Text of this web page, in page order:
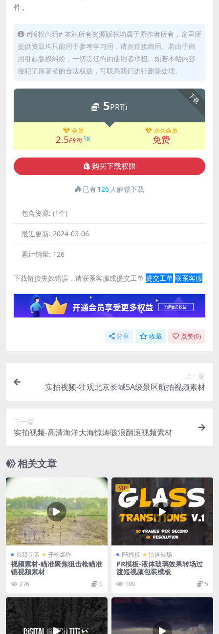
件。
#版权声明# 本站所有资源版权均属于原作者所有，这里所
提供资源均只能用于参考学习用，请勿直接商用。若由于商
用引起版权纠纷，一切责任均由使用者承担。如若本站内容
侵犯了原著者的合法权益，可联系我们进行删除处理。
下载
5PR币
会员
2.5PR币 5折
永久会员
免费
购买下载权限
已有126 人解锁下载
包含资源: (1个)
最近更新: 2024-03-06
累计销量: 126
下载链接失效错误，请联系客服或提交工单 提交工单 联系客服
分享 收藏 点赞(0)
上一篇
实拍视频-壮观北京长城5A级景区航拍视频素材
下一篇
实拍视频-高清海洋大海惊涛骇浪翻滚视频素材
相关文章
视频元素 开枪爆炸
视频素材-瞄准聚焦狙击枪瞄准
镜视频素材
276 0
VIP
PR模板 快速转场
PR模板-液体玻璃效果转场过
渡短视频包装模板
109 5